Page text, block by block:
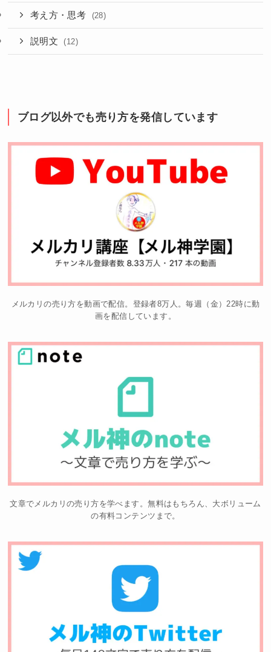
考え方・思考 (28)
説明文 (12)
ブログ以外でも売り方を発信しています
メルカリの売り方を動画で配信。登録者8万人。毎週（金）22時に動
画を配信しています。
文章でメルカリの売り方を学べます。無料はもちろん、大ボリューム
の有料コンテンツまで。